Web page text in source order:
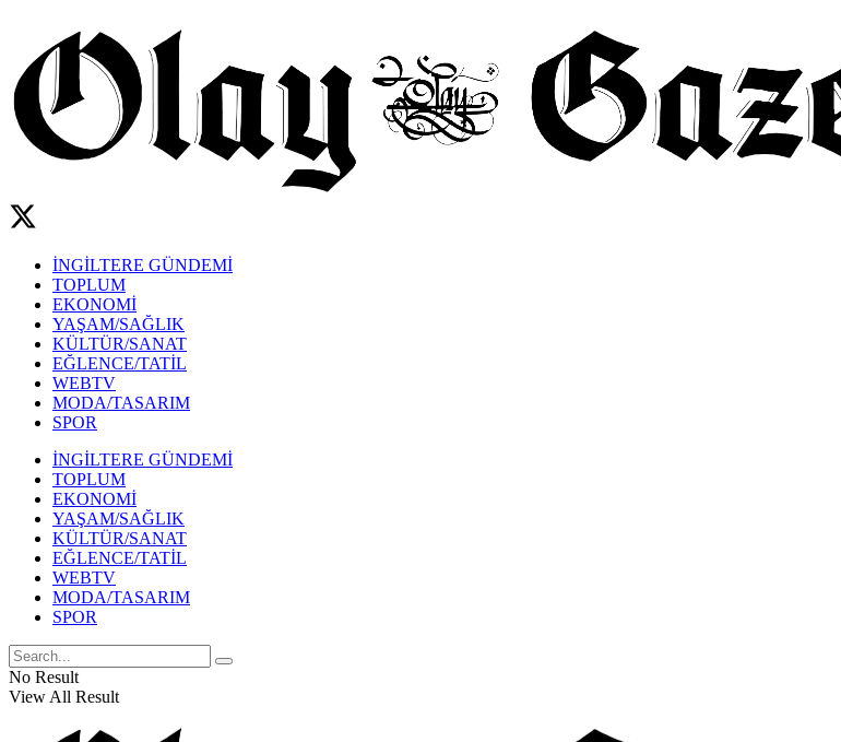
İNGİLTERE GÜNDEMİ
TOPLUM
EKONOMİ
YAŞAM/SAĞLIK
KÜLTÜR/SANAT
EĞLENCE/TATİL
WEBTV
MODA/TASARIM
SPOR
İNGİLTERE GÜNDEMİ
TOPLUM
EKONOMİ
YAŞAM/SAĞLIK
KÜLTÜR/SANAT
EĞLENCE/TATİL
WEBTV
MODA/TASARIM
SPOR
No Result
View All Result